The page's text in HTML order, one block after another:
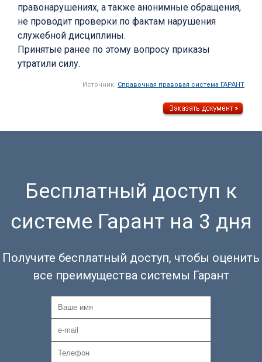
правонарушениях, а также анонимные обращения,
не проводит проверки по фактам нарушения
служебной дисциплины.
Принятые ранее по этому вопросу приказы
утратили силу.
Источник: Справочная правовая система ГАРАНТ
Бесплатный доступ к
системе Гарант на 3 дня
Получите бесплатный доступ, чтобы оценить
все преимущества системы Гарант